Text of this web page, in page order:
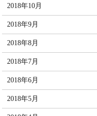
2018年10月
2018年9月
2018年8月
2018年7月
2018年6月
2018年5月